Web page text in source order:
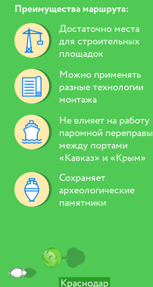
Преимущества маршрута:
Достаточно места
для строительных
площадок
Можно применять
разные технологии
монтажа
Не влияет на работу
паромной перепра­вы
между портами
«Кавказ» и «Крым»
Сохраняет
археологические
памятники